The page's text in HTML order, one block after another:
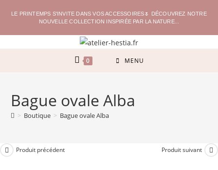
LE PRINTEMPS S'INVITE DANS VOS ACCESSOIRES🌷 DÉCOUVREZ NOTRE
NOUVELLE COLLECTION INSPIRÉE PAR LA NATURE...
0 MENU
Bague ovale Alba
> Boutique > Bague ovale Alba
Produit précédent Produit suivant